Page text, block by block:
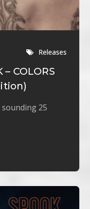
Releases
COLORS
25